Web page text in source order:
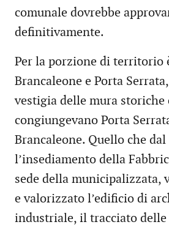
comunale dovrebbe
definitivamente.
Per la porzione di territorio
Brancaleone e Porta
vestigia delle mura storiche
congiungevano Porta
Brancaleone. Quello che
l’insediamento della
sede della municipalizzata,
e valorizzato l’edificio di
industriale, il tracciato